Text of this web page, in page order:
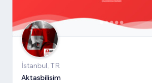
İstanbul, TR
Aktasbilisim